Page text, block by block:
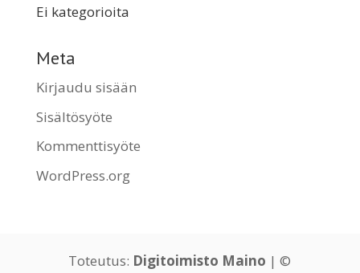
Ei kategorioita
Meta
Kirjaudu sisään
Sisältösyöte
Kommenttisyöte
WordPress.org
Toteutus: Digitoimisto Maino | ©